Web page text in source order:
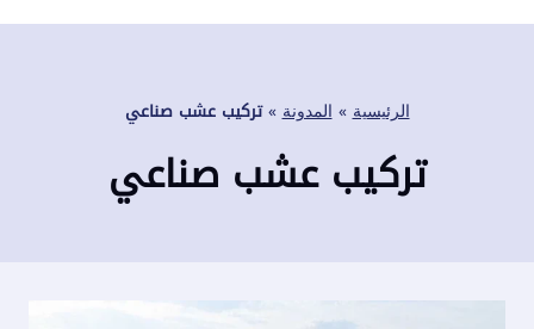
الرئيسية»المدونة»تركيب عشب صناعي
تركيب عشب صناعي